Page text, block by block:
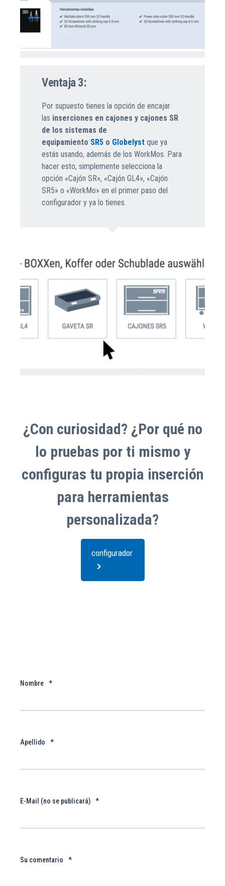
Ventaja 3:
Por supuesto tienes la opción de encajar
las inserciones en cajones y cajones SR
de los sistemas de
equipamiento SR5 o Globelyst que ya
estás usando, además de los WorkMos. Para
hacer esto, simplemente selecciona la
opción «Cajón SR», «Cajón GL4», «Cajón
SR5» o «WorkMo» en el primer paso del
configurador y ya lo tienes.
¿Con curiosidad? ¿Por qué no
lo pruebas por ti mismo y
configuras tu propia inserción
para herramientas
personalizada?
configurador
Nombre *
Apellido *
E-Mail (no se publicará) *
Su comentario *